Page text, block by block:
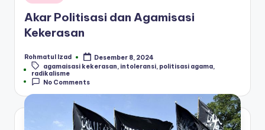
in
Akar Politisasi dan Agamisasi
Kekerasan
Posted
by
Rohmatul Izad
Desember 8, 2024
Tags:agamaisasi kekerasan, intoleransi, politisasi agama,
radikalisme
No Comments